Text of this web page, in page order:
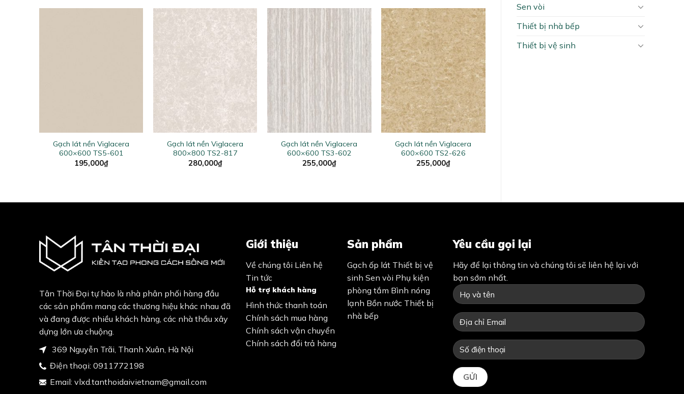
Sen vòi
Thiết bị nhà bếp
Thiết bị vệ sinh
Gạch lát nền Viglacera
600×600 TS5-601
195,000₫
Gạch lát nền Viglacera
800×800 TS2-817
280,000₫
Gạch lát nền Viglacera
600×600 TS3-602
255,000₫
+
Gạch lát nền Viglacera
600×600 TS2-626
255,000₫
Tân Thời Đại tự hào là nhà phân phối hàng đầu
các sản phẩm mang các thương hiệu khác nhau đã
và đang được nhiều khách hàng, các nhà thầu xây
dựng lớn ưa chuộng.
369 Nguyễn Trãi, Thanh Xuân, Hà Nội
Điện thoại: 0911772198
Email: vlxd.tanthoidaivietnam@gmail.com
Giới thiệu
Về chúng tôi Liên hệ
Tin tức
Hỗ trợ khách hàng
Hình thức thanh toán
Chính sách mua hàng
Chính sách vận chuyển
Chính sách đổi trả hàng
Sản phẩm
Gạch ốp lát Thiết bị vệ
sinh Sen vòi Phụ kiện
phòng tắm Bình nóng
lạnh Bồn nước Thiết bị
nhà bếp
Yêu cầu gọi lại
Hãy để lại thông tin và chúng tôi sẽ liên hệ lại với
bạn sớm nhất.